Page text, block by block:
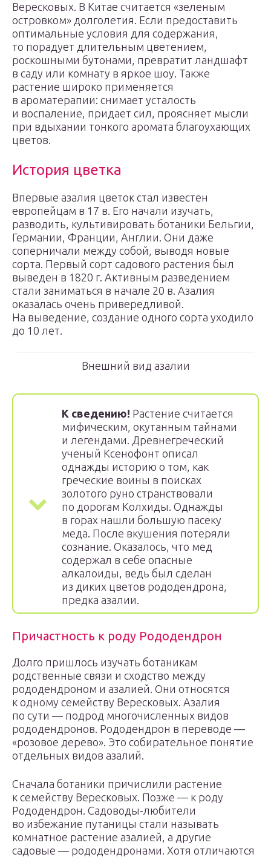
Вересковых. В Китае считается «зеленым
островком» долголетия. Если предоставить
оптимальные условия для содержания,
то порадует длительным цветением,
роскошными бутонами, превратит ландшафт
в саду или комнату в яркое шоу. Также
растение широко применяется
в ароматерапии: снимает усталость
и воспаление, придает сил, проясняет мысли
при вдыхании тонкого аромата благоухающих
цветов.
История цветка
Впервые азалия цветок стал известен
европейцам в 17 в. Его начали изучать,
разводить, культивировать ботаники Бельгии,
Германии, Франции, Англии. Они даже
соперничали между собой, выводя новые
сорта. Первый сорт садового растения был
выведен в 1820 г. Активным разведением
стали заниматься в начале 20 в. Азалия
оказалась очень привередливой.
На выведение, создание одного сорта уходило
до 10 лет.
Внешний вид азалии
К сведению! Растение считается
мифическим, окутанным тайнами
и легендами. Древнегреческий
ученый Ксенофонт описал
однажды историю о том, как
греческие воины в поисках
золотого руно странствовали
по дорогам Колхиды. Однажды
в горах нашли большую пасеку
меда. После вкушения потеряли
сознание. Оказалось, что мед
содержал в себе опасные
алкалоиды, ведь был сделан
из диких цветов рододендрона,
предка азалии.
Причастность к роду Рододендрон
Долго пришлось изучать ботаникам
родственные связи и сходство между
рододендроном и азалией. Они относятся
к одному семейству Вересковых. Азалия
по сути — подрод многочисленных видов
рододендронов. Рододендрон в переводе —
«розовое дерево». Это собирательное понятие
отдельных видов азалий.
Сначала ботаники причислили растение
к семейству Вересковых. Позже — к роду
Рододендрон. Садоводы-любители
во избежание путаницы стали называть
комнатное растение азалией, а другие
садовые — рододендронами. Хотя отличаются